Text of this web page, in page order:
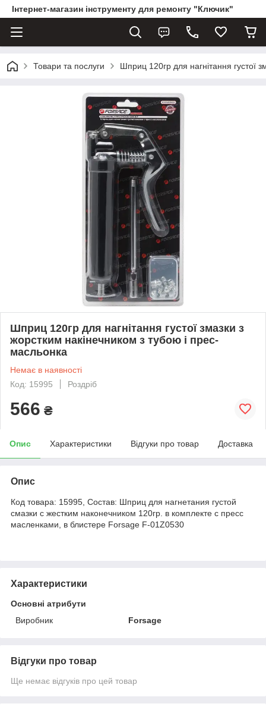
Інтернет-магазин інструменту для ремонту "Ключик"
Товари та послуги Шприц 120гр для нагнітання густої
Шприц 120гр для нагнітання густої змазки з
жорстким накінечником з тубою і прес-
масльонка
Немає в наявності
Код: 15995
Роздріб
566 ₴
Опис Характеристики Відгуки про товар Доставка
Опис
Код товара: 15995, Состав: Шприц для нагнетания густой
смазки с жестким наконечником 120гр. в комплекте с пресс
масленками, в блистере Forsage F-01Z0530
Характеристики
Основні атрибути
Виробник
Forsage
Відгуки про товар
Ще немає відгуків про цей товар